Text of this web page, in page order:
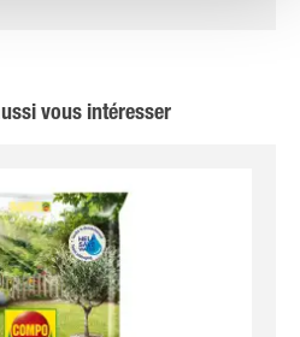
vous intéresser